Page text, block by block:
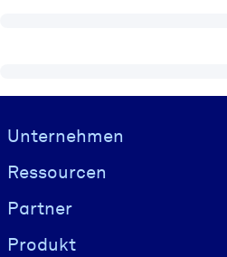
Visually hidden Text
Unternehmen
Ressourcen
Partner
Produkt